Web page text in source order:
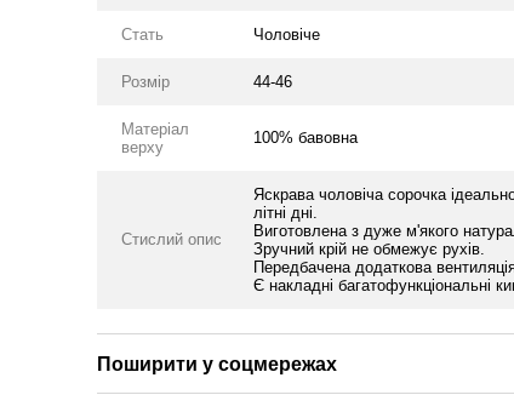
Стать Чоловіче
Розмір 44-46
Матеріал
верху
100% бавовна
Стислий опис
Яскрава чоловіча сорочка
літні дні.
Виготовлена з дуже м'якого
Зручний крій не обмежує рухів.
Передбачена додаткова
Є накладні багатофункціональні
Поширити у соцмережах